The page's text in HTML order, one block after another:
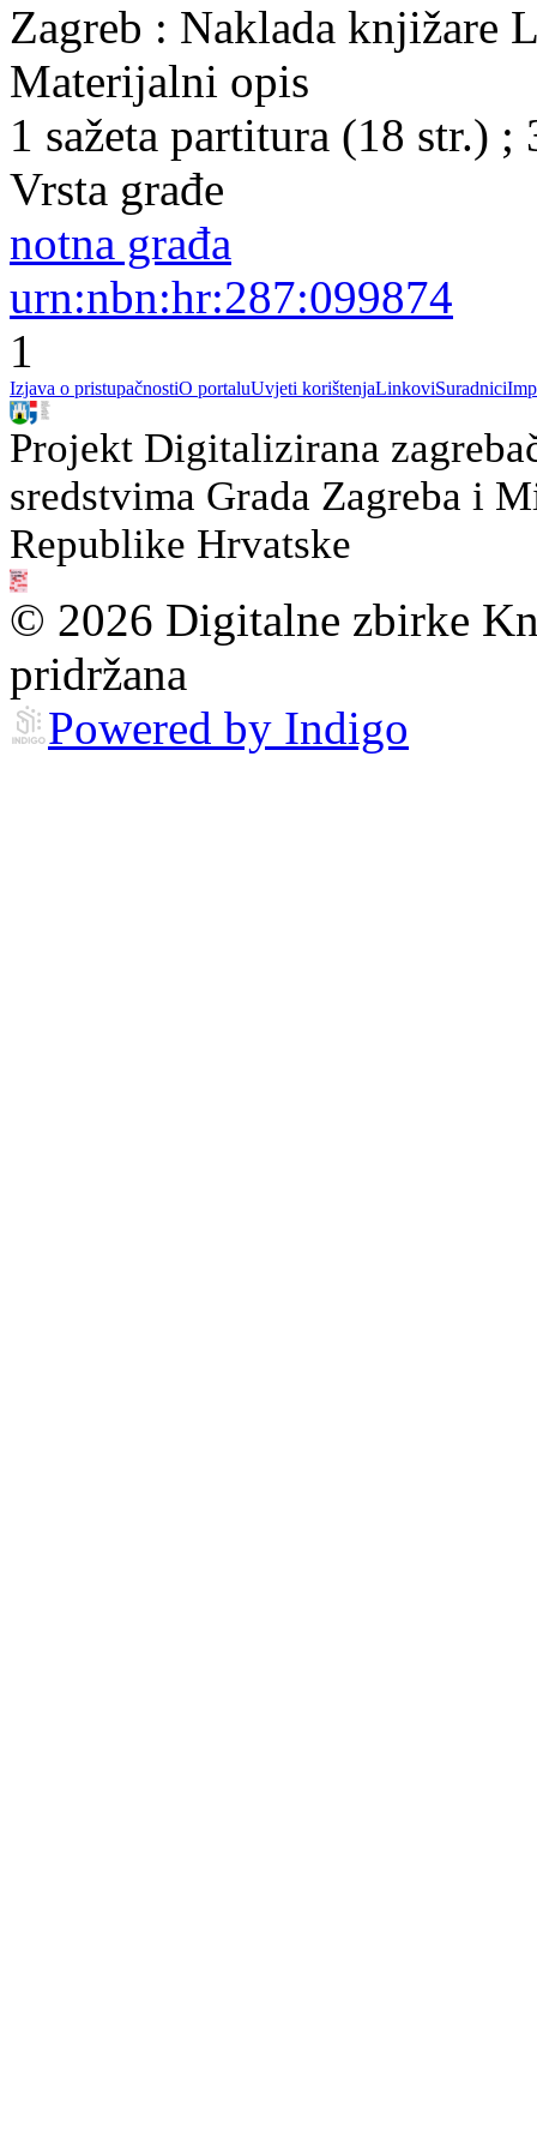
Zagreb : Naklada knjižare
Materijalni opis
1 sažeta partitura (18 str.) ;
Vrsta građe
notna građa
urn:nbn:hr:287:099874
1
Izjava o pristupačnostiO portaluUvjeti korištenjaLinkoviSuradnici
Projekt Digitalizirana
sredstvima Grada Zagreba i
Republike Hrvatske
© 2026 Digitalne zbirke
pridržana
Powered by Indigo